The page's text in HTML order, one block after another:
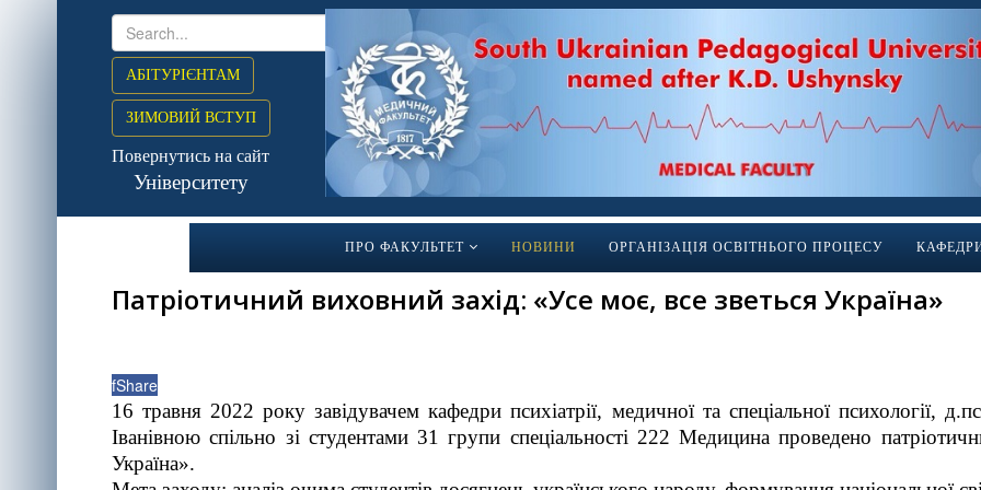
АБІТУРІЄНТАМ
ЗИМОВИЙ ВСТУП
Повернутись на сайт
Університету
ПРО ФАКУЛЬТЕТ НОВИНИ ОРГАНІЗАЦІЯ ОСВІТНЬОГО ПРОЦЕСУ
Патріотичний виховний захід: «Усе моє, все зветься Україна»
fShare
16 травня 2022 року завідувачем кафедри психіатрії, медичної та спеціальної психології,
Іванівною спільно зі студентами 31 групи спеціальності 222 Медицина проведено
Україна».